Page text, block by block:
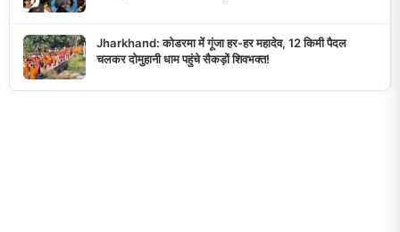
Jharkhand: कोडरमा में गूंजा हर-हर महादेव, 12 किमी पैदल
चलकर दोमुहानी धाम पहुंचे सैकड़ों शिवभक्त!